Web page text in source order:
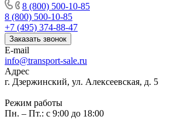
8 (800) 500-10-85
8 (800) 500-10-85
+7 (495) 374-88-47
Заказать звонок
E-mail
info@transport-sale.ru
Адрес
г. Дзержинский, ул. Алексеевская, д. 5
Режим работы
Пн. – Пт.: с 9:00 до 18:00